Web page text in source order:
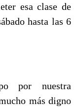
esa clase de
hasta las 6
por nuestra
más digno